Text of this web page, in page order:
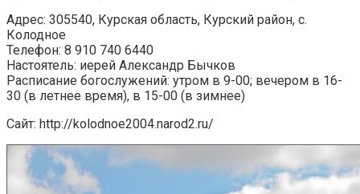
Адрес: 305540, Курская область, Курский район, с.
Колодное
Телефон: 8 910 740 6440
Настоятель: иерей Александр Бычков
Расписание богослужений: утром в 9-00; вечером в 16-
30 (в летнее время), в 15-00 (в зимнее)
Сайт: http://kolodnoe2004.narod2.ru/